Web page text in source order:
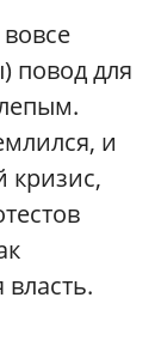
повод для
и
кризис,